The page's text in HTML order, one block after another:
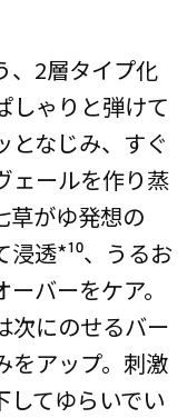
、2層タイプ化
しゃりと弾けて
となじみ、すぐ
ェールを作り蒸
草がゆ発想の
浸透*¹⁰、うるお
バーをケア。
次にのせるバー
をアップ。刺激
してゆらいでい